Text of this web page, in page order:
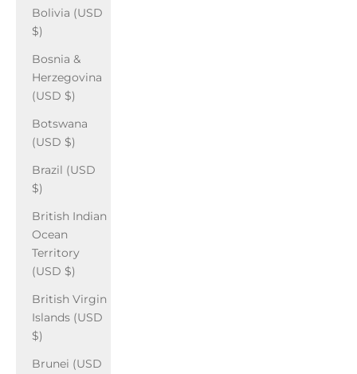
Bolivia (USD
$)
Bosnia &
Herzegovina
(USD $)
Botswana
(USD $)
Brazil (USD
$)
British Indian
Ocean
Territory
(USD $)
British Virgin
Islands (USD
$)
Brunei (USD